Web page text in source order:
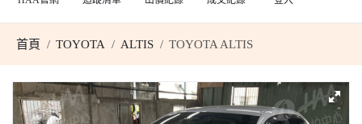
首頁 TOYOTA ALTIS TOYOTA ALTIS